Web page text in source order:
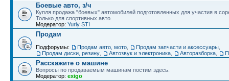
Боевые авто, з/ч
Купля продажа "боевых" автомобилей подготовленных для участия в
Только для спортивных авто.
Модератор: Yuriy STI
Продам
Подфорумы: Продам авто, мото Продам запчасти и аксессуары
Продам диски, резину
Автозвук и электроника Авторазборка
Расскажите о машине
Вопросы по продаваемым машинам постим здесь.
Модератор: exigo